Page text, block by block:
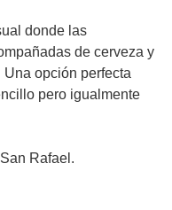
donde las
de cerveza y
opción perfecta
pero igualmente
Rafael.